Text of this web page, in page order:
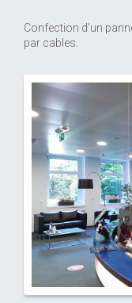
Confection d'un
par cables.